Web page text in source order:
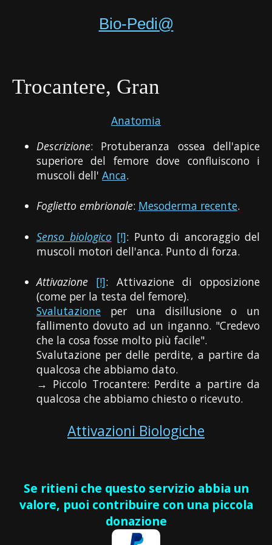
Bio-Pedi@
Trocantere, Gran
Anatomia
Descrizione: Protuberanza ossea dell'apice
superiore del femore dove confluiscono i
muscoli dell' Anca.
Foglietto embrionale: Mesoderma recente.
Senso biologico [!]: Punto di ancoraggio del
muscoli motori dell'anca. Punto di forza.
Attivazione [!]: Attivazione di opposizione
(come per la testa del femore).
Svalutazione per una disillusione o un
fallimento dovuto ad un inganno. "Credevo
che la cosa fosse molto più facile".
Svalutazione per delle perdite, a partire da
qualcosa che abbiamo dato.
→ Piccolo Trocantere: Perdite a partire da
qualcosa che abbiamo chiesto o ricevuto.
Attivazioni Biologiche
Se ritieni che questo servizio abbia un
valore, puoi contribuire con una piccola
donazione